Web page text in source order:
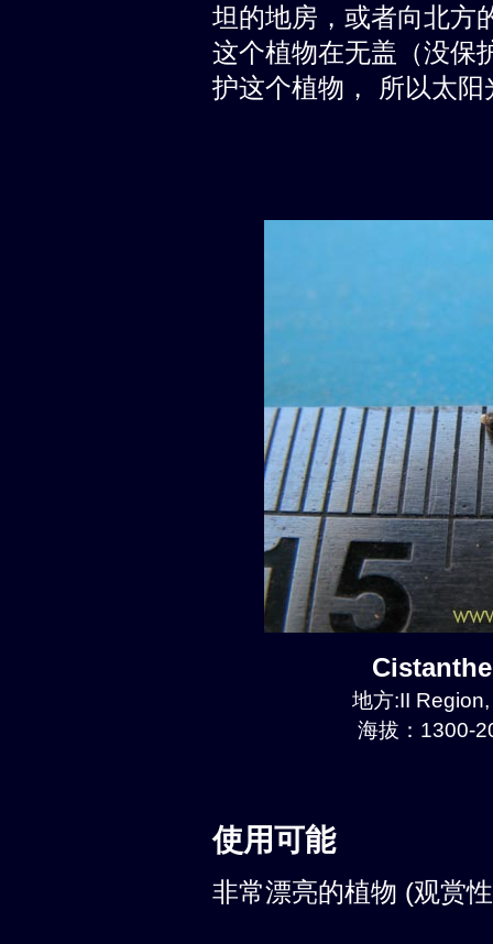
坦的地房，或者向北方
这个植物在无盖（没保
护这个植物， 所以太
地方:II
海拔：1300-
使用可能
非常漂亮的植物 (观赏